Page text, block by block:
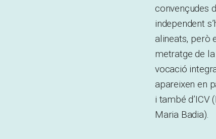
convençudes
independent
alineats, però
metratge de la
vocació
apareixen en
i també d’ICV
Maria Badia).